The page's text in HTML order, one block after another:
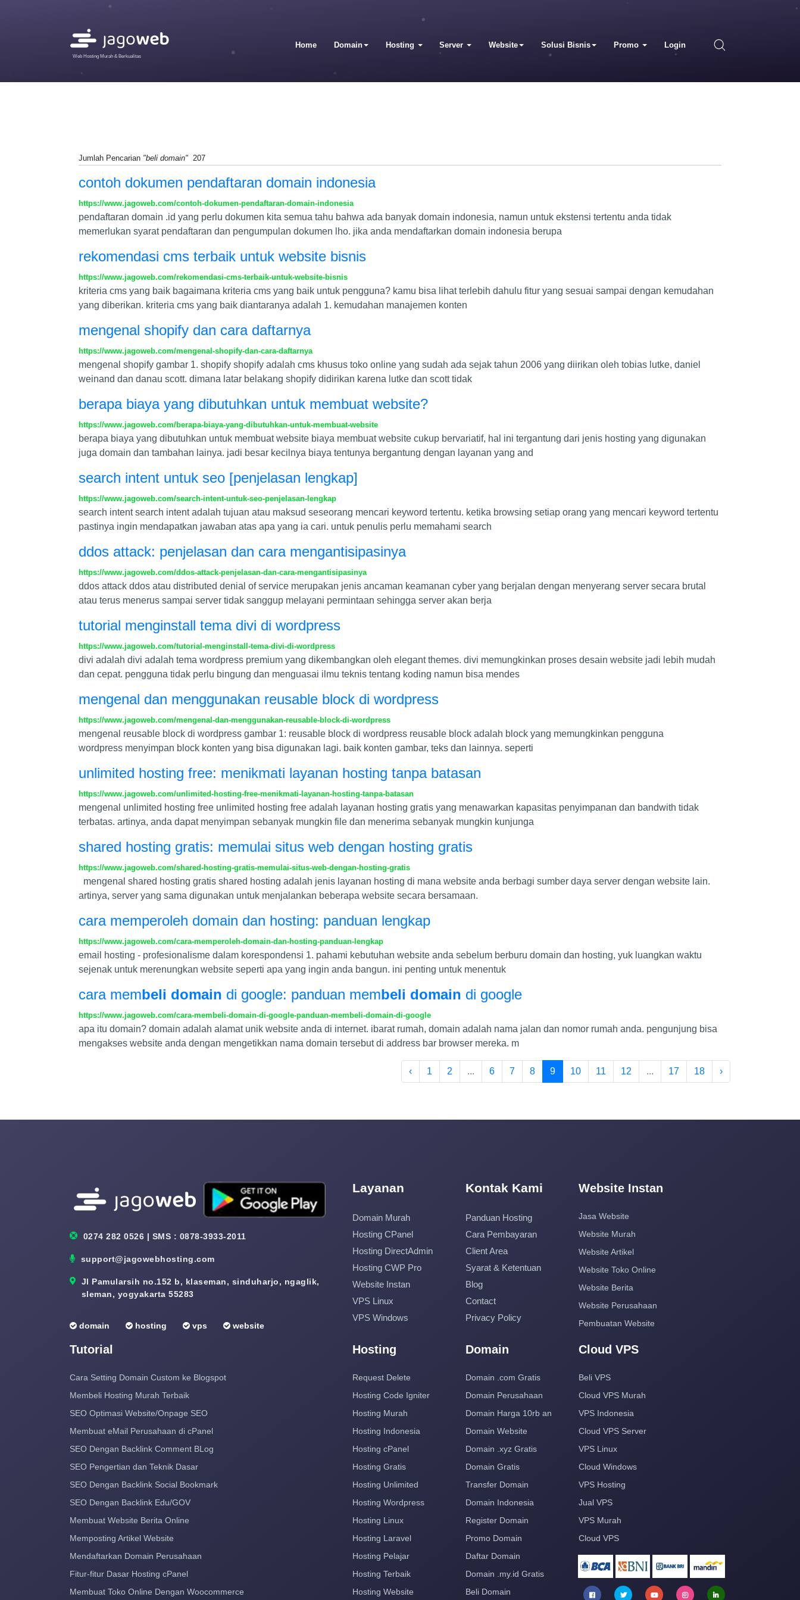
Web Hosting Murah & Berkualitas
Home Domain Hosting Server Website Solusi Bisnis Promo Login
Jumlah Pencarian "beli domain" 207
contoh dokumen pendaftaran domain indonesia
https://www.jagoweb.com/contoh-dokumen-pendaftaran-domain-indonesia
pendaftaran domain .id yang perlu dokumen kita semua tahu bahwa ada banyak domain indonesia, namun untuk ekstensi tertentu anda tidak
memerlukan syarat pendaftaran dan pengumpulan dokumen lho. jika anda mendaftarkan domain indonesia berupa
rekomendasi cms terbaik untuk website bisnis
https://www.jagoweb.com/rekomendasi-cms-terbaik-untuk-website-bisnis
kriteria cms yang baik bagaimana kriteria cms yang baik untuk pengguna? kamu bisa lihat terlebih dahulu fitur yang sesuai sampai dengan kemudahan
yang diberikan. kriteria cms yang baik diantaranya adalah 1. kemudahan manajemen konten
mengenal shopify dan cara daftarnya
https://www.jagoweb.com/mengenal-shopify-dan-cara-daftarnya
mengenal shopify gambar 1. shopify shopify adalah cms khusus toko online yang sudah ada sejak tahun 2006 yang diirikan oleh tobias lutke, daniel
weinand dan danau scott. dimana latar belakang shopify didirikan karena lutke dan scott tidak
berapa biaya yang dibutuhkan untuk membuat website?
https://www.jagoweb.com/berapa-biaya-yang-dibutuhkan-untuk-membuat-website
berapa biaya yang dibutuhkan untuk membuat website biaya membuat website cukup bervariatif, hal ini tergantung dari jenis hosting yang digunakan
juga domain dan tambahan lainya. jadi besar kecilnya biaya tentunya bergantung dengan layanan yang and
search intent untuk seo [penjelasan lengkap]
https://www.jagoweb.com/search-intent-untuk-seo-penjelasan-lengkap
search intent search intent adalah tujuan atau maksud seseorang mencari keyword tertentu. ketika browsing setiap orang yang mencari keyword tertentu
pastinya ingin mendapatkan jawaban atas apa yang ia cari. untuk penulis perlu memahami search
ddos attack: penjelasan dan cara mengantisipasinya
https://www.jagoweb.com/ddos-attack-penjelasan-dan-cara-mengantisipasinya
ddos attack ddos atau distributed denial of service merupakan jenis ancaman keamanan cyber yang berjalan dengan menyerang server secara brutal
atau terus menerus sampai server tidak sanggup melayani permintaan sehingga server akan berja
tutorial menginstall tema divi di wordpress
https://www.jagoweb.com/tutorial-menginstall-tema-divi-di-wordpress
divi adalah divi adalah tema wordpress premium yang dikembangkan oleh elegant themes. divi memungkinkan proses desain website jadi lebih mudah
dan cepat. pengguna tidak perlu bingung dan menguasai ilmu teknis tentang koding namun bisa mendes
mengenal dan menggunakan reusable block di wordpress
https://www.jagoweb.com/mengenal-dan-menggunakan-reusable-block-di-wordpress
mengenal reusable block di wordpress gambar 1: reusable block di wordpress reusable block adalah block yang memungkinkan pengguna
wordpress menyimpan block konten yang bisa digunakan lagi. baik konten gambar, teks dan lainnya. seperti
unlimited hosting free: menikmati layanan hosting tanpa batasan
https://www.jagoweb.com/unlimited-hosting-free-menikmati-layanan-hosting-tanpa-batasan
mengenal unlimited hosting free unlimited hosting free adalah layanan hosting gratis yang menawarkan kapasitas penyimpanan dan bandwith tidak
terbatas. artinya, anda dapat menyimpan sebanyak mungkin file dan menerima sebanyak mungkin kunjunga
shared hosting gratis: memulai situs web dengan hosting gratis
https://www.jagoweb.com/shared-hosting-gratis-memulai-situs-web-dengan-hosting-gratis
mengenal shared hosting gratis shared hosting adalah jenis layanan hosting di mana website anda berbagi sumber daya server dengan website lain.
artinya, server yang sama digunakan untuk menjalankan beberapa website secara bersamaan.
cara memperoleh domain dan hosting: panduan lengkap
https://www.jagoweb.com/cara-memperoleh-domain-dan-hosting-panduan-lengkap
email hosting - profesionalisme dalam korespondensi 1. pahami kebutuhan website anda sebelum berburu domain dan hosting, yuk luangkan waktu
sejenak untuk merenungkan website seperti apa yang ingin anda bangun. ini penting untuk menentuk
cara membeli domain di google: panduan membeli domain di google
https://www.jagoweb.com/cara-membeli-domain-di-google-panduan-membeli-domain-di-google
apa itu domain? domain adalah alamat unik website anda di internet. ibarat rumah, domain adalah nama jalan dan nomor rumah anda. pengunjung bisa
mengakses website anda dengan mengetikkan nama domain tersebut di address bar browser mereka. m
‹ 1 2 ... 6 7 8 9 10 11 12 ... 17 18 ›
0274 282 0526 | SMS : 0878-3933-2011
support@jagowebhosting.com
Jl Pamularsih no.152 b, klaseman, sinduharjo, ngaglik,
sleman, yogyakarta 55283
domain hosting vps website
Layanan
Domain Murah
Hosting CPanel
Hosting DirectAdmin
Hosting CWP Pro
Website Instan
VPS Linux
VPS Windows
Kontak Kami
Panduan Hosting
Cara Pembayaran
Client Area
Syarat & Ketentuan
Blog
Contact
Privacy Policy
Website Instan
Jasa Website
Website Murah
Website Artikel
Website Toko Online
Website Berita
Website Perusahaan
Pembuatan Website
Tutorial
Cara Setting Domain Custom ke Blogspot
Membeli Hosting Murah Terbaik
SEO Optimasi Website/Onpage SEO
Membuat eMail Perusahaan di cPanel
SEO Dengan Backlink Comment BLog
SEO Pengertian dan Teknik Dasar
SEO Dengan Backlink Social Bookmark
SEO Dengan Backlink Edu/GOV
Membuat Website Berita Online
Memposting Artikel Website
Mendaftarkan Domain Perusahaan
Fitur-fitur Dasar Hosting cPanel
Membuat Toko Online Dengan Woocommerce
Hosting
Request Delete
Hosting Code Igniter
Hosting Murah
Hosting Indonesia
Hosting cPanel
Hosting Gratis
Hosting Unlimited
Hosting Wordpress
Hosting Linux
Hosting Laravel
Hosting Pelajar
Hosting Terbaik
Hosting Website
Domain
Domain .com Gratis
Domain Perusahaan
Domain Harga 10rb an
Domain Website
Domain .xyz Gratis
Domain Gratis
Transfer Domain
Domain Indonesia
Register Domain
Promo Domain
Daftar Domain
Domain .my.id Gratis
Beli Domain
Cloud VPS
Beli VPS
Cloud VPS Murah
VPS Indonesia
Cloud VPS Server
VPS Linux
Cloud Windows
VPS Hosting
Jual VPS
VPS Murah
Cloud VPS